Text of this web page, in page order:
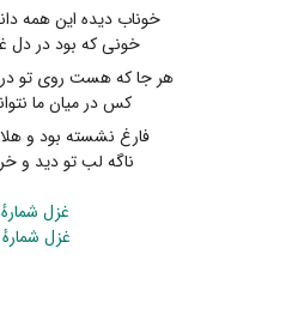
خوناب دیده این همه
خونی که بود در دل
هر جا که هست روی تو
کس در میان ما
فارغ نشسته بود و
ناگه لب تو دید و
غزل شمارهٔ ۱۱۲
غزل شمارهٔ ۱۱۴